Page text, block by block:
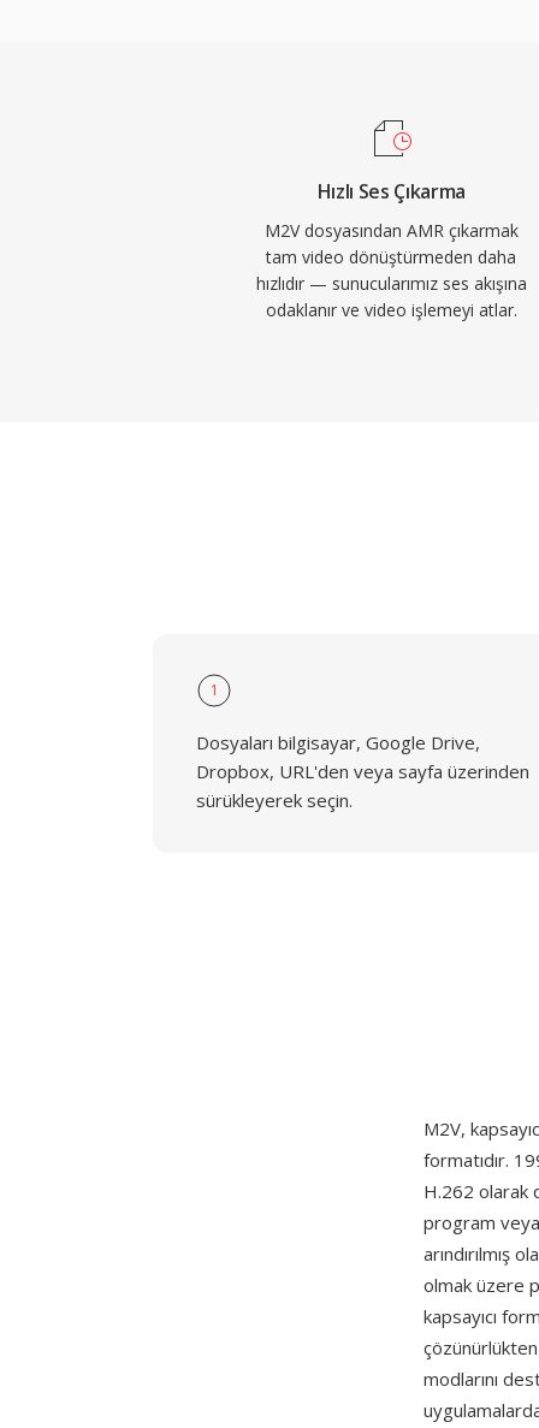
olup sessizlik sırasında iletimi azaltır.
3400 Hz) nedeniyle müzik için uygun
koşullarında anlaşılır konuşma iletiminde
Hızlı Ses Çıkarma
M2V dosyasından AMR çıkarmak
tam video dönüştürmeden daha
hızlıdır — sunucularımız ses akışına
odaklanır ve video işlemeyi atlar.
1
Dosyaları bilgisayar, Google Drive,
Dropbox, URL'den veya sayfa üzerinden
sürükleyerek seçin.
M2V,
formatıdır.
H.262 olarak
program
arındırılmış
olmak üzere
kapsayıcı
modlarını